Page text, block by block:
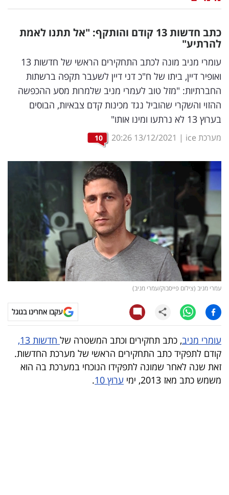
דיגיטל
וטק
שיווק
ופרסום
משפט
ומחקרים
דעות
רכילות
עסקית
קריפטו
ויראלי
עסקי
ספורט
קריירה
ולימודים
כתב חדשות 13 קודם והותקף: "אל תתנו לאמת
להרתיע"
עומרי מניב מונה לכתב התחקירים הראשי של חדשות 13
ואופיר דיין, ביתו של ח"כ דני דיין לשעבר תקפה ברשתות
החברתיות: "מזל טוב לעמרי מניב שלמרות מסע ההכפשה
ההזוי והשקרי שהוביל נגד מכינות קדם צבאיות, הבוסים
בערוץ 13 לא נרתעו ומינו אותו"
מערכת ice |
13/12/2021
20:26
10
עמרי מניב (צילום פייסבוק/עמרי מניב)
עקבו אחרינו בגוגל
עומרי מניב, כתב תחקירים וכתב המשטרה של חדשות 13,
קודם לתפקיד כתב התחקירים הראשי של מערכת החדשות.
זאת שנה לאחר שמונה לתפקידו הנוכחי במערכת בה הוא
משמש כתב מאז 2013, ימי
ערוץ 10 .